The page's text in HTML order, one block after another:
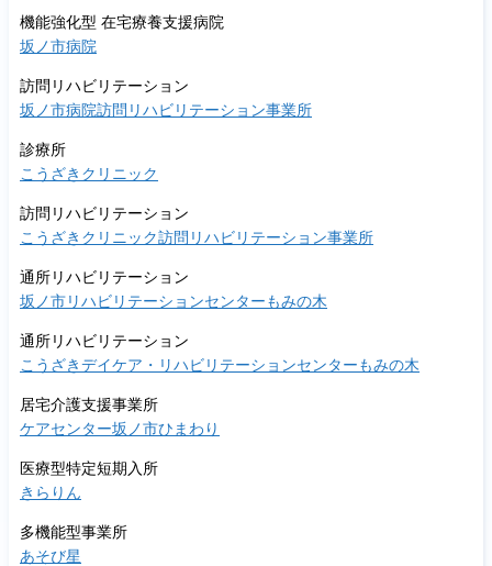
願
い
機能強化型 在宅療養支援病院
坂ノ市病院
訪問リハビリテーション
坂ノ市病院訪問リハビリテーション事業所
診療所
こうざきクリニック
訪問リハビリテーション
こうざきクリニック訪問リハビリテーション事業所
通所リハビリテーション
坂ノ市リハビリテーションセンターもみの木
通所リハビリテーション
こうざきデイケア・リハビリテーションセンターもみの木
居宅介護支援事業所
ケアセンター坂ノ市ひまわり
医療型特定短期入所
きらりん
多機能型事業所
あそび星